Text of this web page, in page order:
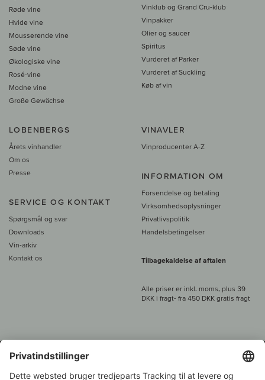
Røde vine
Hvide vine
Mousserende vine
Søde vine
Økologiske vine
Rosé-vine
Modne vine
Große Gewächse
Vinklub og Grand Cru-klub
Vinpakker
Olier og saucer
Spiritus
Vurderet af Parker
Vurderet af Suckling
Køb af vin
LOBENBERGS
Årets vinhandler
Om os
Presse
SERVICE OG KONTAKT
Spørgsmål og svar
Downloads
Vin-arkiv
Kontakt os
VINAVLER
Vinproducenter A-Z
INFORMATION OM
Forsendelse og betaling
Virksomhedsoplysninger
Privatlivspolitik
Handelsbetingelser
Tilbagekaldelse af aftalen
Alle priser er inkl. moms, plus 39
DKK i fragt- fra 450 DKK gratis fragt
Kundeservice: